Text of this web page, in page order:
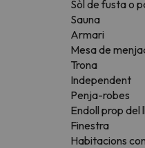
Sòl de fusta o
Sauna
Armari
Mesa de
Trona
Independent
Penja-robes
Endoll prop del
Finestra
Habitacions